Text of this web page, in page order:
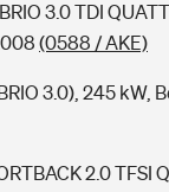
3.0 TDI
(0588 / AKE)
3.0), 245 kW,
2.0 TFSI